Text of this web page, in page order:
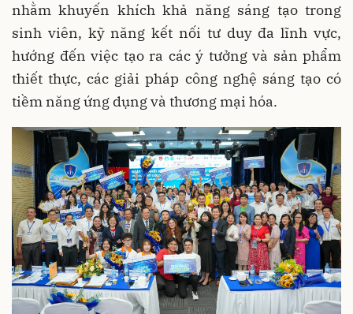
nhằm khuyến khích khả năng sáng tạo trong
sinh viên, kỹ năng kết nối tư duy đa lĩnh vực,
hướng đến việc tạo ra các ý tưởng và sản phẩm
thiết thực, các giải pháp công nghệ sáng tạo có
tiềm năng ứng dụng và thương mại hóa.